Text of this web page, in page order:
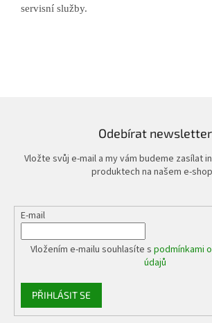
servisní služby.
Odebírat newsletter
Vložte svůj e-mail a my vám budeme zasílat
produktech na našem e-
E-mail
Vložením e-mailu souhlasíte s podmínkami
údajů
PŘIHLÁSIT SE